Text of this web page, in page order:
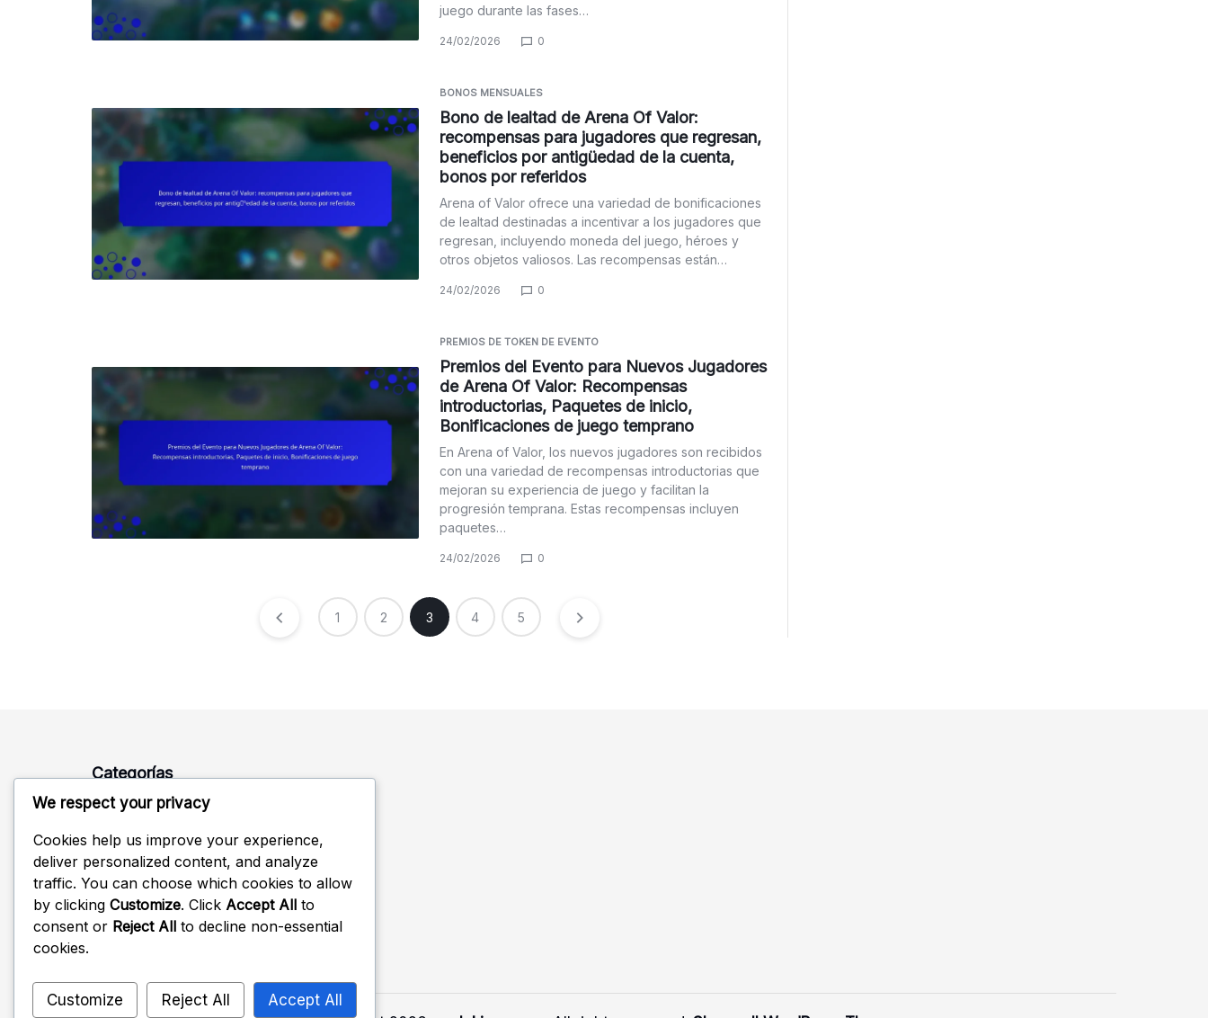
juego durante las fases…
24/02/2026 0
BONOS MENSUALES
Bono de lealtad de Arena Of Valor:
recompensas para jugadores que regresan,
beneficios por antigüedad de la cuenta,
bonos por referidos
Arena of Valor ofrece una variedad de bonificaciones
de lealtad destinadas a incentivar a los jugadores que
regresan, incluyendo moneda del juego, héroes y
otros objetos valiosos. Las recompensas están…
24/02/2026 0
PREMIOS DE TOKEN DE EVENTO
Premios del Evento para Nuevos Jugadores
de Arena Of Valor: Recompensas
introductorias, Paquetes de inicio,
Bonificaciones de juego temprano
En Arena of Valor, los nuevos jugadores son recibidos
con una variedad de recompensas introductorias que
mejoran su experiencia de juego y facilitan la
progresión temprana. Estas recompensas incluyen
paquetes…
24/02/2026 0
1 2 3 4 5
Categorías
Canjear Códigos
Premios de Token de Evento
We respect your privacy
Cookies help us improve your experience,
deliver personalized content, and analyze
traffic. You can choose which cookies to allow
by clicking Customize. Click Accept All to
consent or Reject All to decline non-essential
cookies.
Customize Reject All Accept All